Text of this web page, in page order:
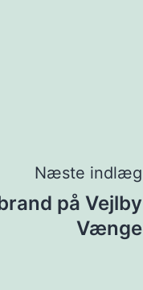
Næste indlæg
på Vejlby
Vænge